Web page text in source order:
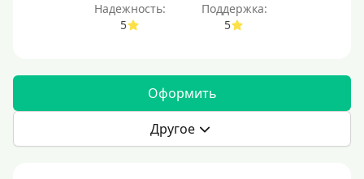
Надежность:
5
Поддержка:
5
Оформить
Другое